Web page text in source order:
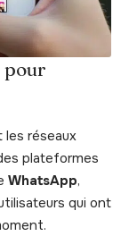
pour
les réseaux
plateformes
WhatsApp,
qui ont